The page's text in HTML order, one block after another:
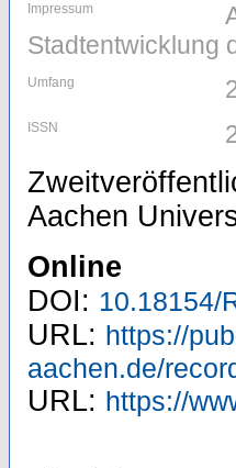
Impressum
Stadtentwicklung
Umfang
ISSN
Aachen
Online
DOI: 10.18154/
URL: https://
aachen.de/
URL: https://